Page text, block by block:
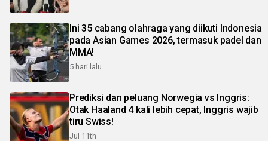
Ini 35 cabang olahraga yang diikuti Indonesia
pada Asian Games 2026, termasuk padel dan
MMA!
5 hari lalu
Prediksi dan peluang Norwegia vs Inggris:
Otak Haaland 4 kali lebih cepat, Inggris wajib
tiru Swiss!
Jul 11th